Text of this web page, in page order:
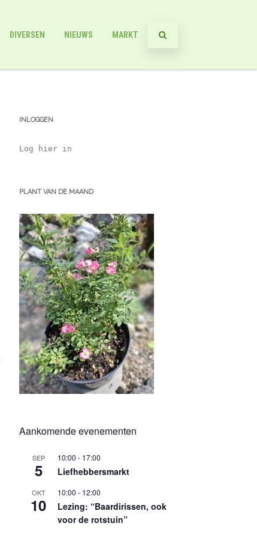
DIVERSEN NIEUWS MARKT
INLOGGEN
Log hier in
PLANT VAN DE MAAND
Aankomende evenementen
SEP
5
10:00 - 17:00
Liefhebbersmarkt
OKT
10
10:00 - 12:00
Lezing: “Baardirissen, ook
voor de rotstuin”